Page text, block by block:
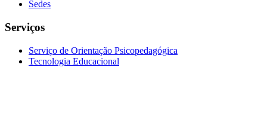
Sedes
Serviços
Serviço de Orientação Psicopedagógica
Tecnologia Educacional